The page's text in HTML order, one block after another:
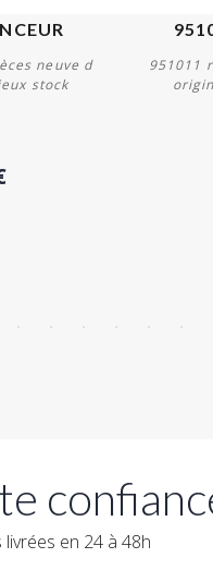
neuve d
stock
951011
en 24 à 48h